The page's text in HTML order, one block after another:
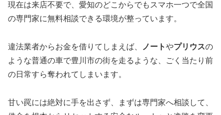
現在は来店不要で、愛知のどこからでもスマホ一つで全国
の専門家に無料相談できる環境が整っています。
違法業者からお金を借りてしまえば、 ノートやプリウスの
ような普通の車で豊川市の街を走るような、ごく当たり前
の日常すら奪われてしまいます。
甘い罠には絶対に手を出さず、まずは専門家へ相談して、